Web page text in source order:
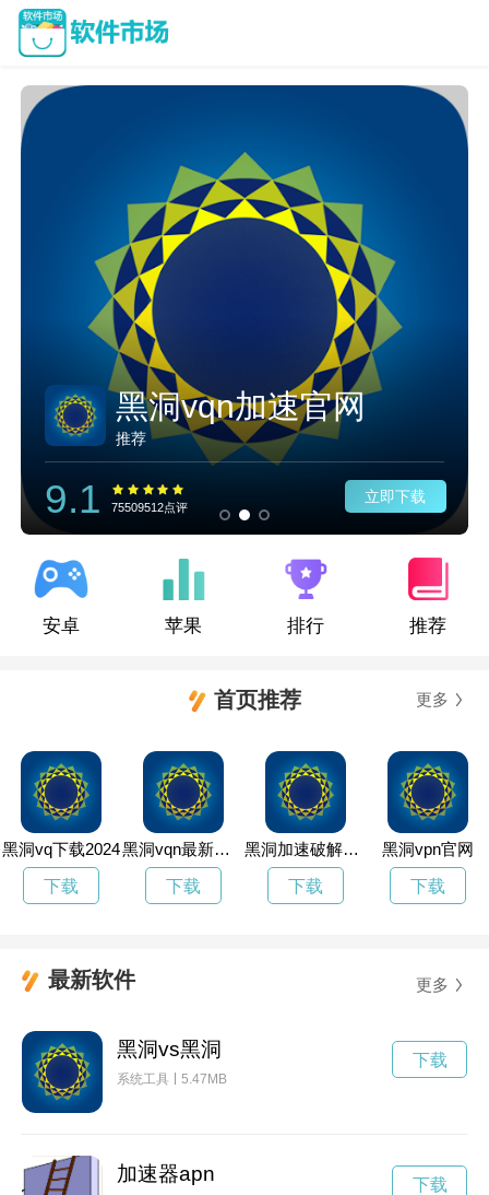
黑洞vqn加速官网
推荐
9.1 75509512点评
立即下载
安卓 苹果 排行 推荐
首页推荐 更多
黑洞vq下载2024
下载
黑洞vqn最新版官网
下载
黑洞加速破解版4.0.1
下载
黑洞vpn官网
下载
最新软件 更多
黑洞vs黑洞
系统工具 5.47MB
下载
加速器apn 下载